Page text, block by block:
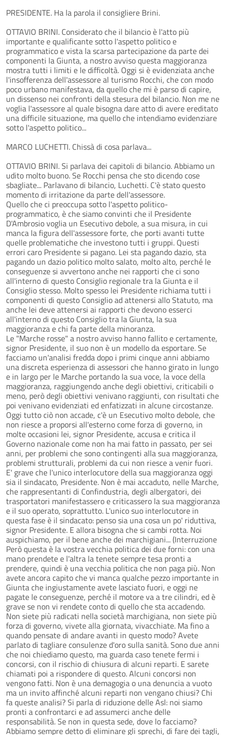
PRESIDENTE. Ha la parola il consigliere Brini.
OTTAVIO BRINI. Considerato che il bilancio è l'atto più
importante e qualificante sotto l'aspetto politico e
programmatico e vista la scarsa partecipazione da parte dei
componenti la Giunta, a nostro avviso questa maggioranza
mostra tutti i limiti e le difficoltà. Oggi si è evidenziata anche
l'insofferenza dell'assessore al turismo Rocchi, che con modo
poco urbano manifestava, da quello che mi è parso di capire,
un dissenso nei confronti della stesura del bilancio. Non me ne
voglia l'assessore al quale bisogna dare atto di avere ereditato
una difficile situazione, ma quello che intendiamo evidenziare
sotto l'aspetto politico...
MARCO LUCHETTI. Chissà di cosa parlava...
OTTAVIO BRINI. Si parlava dei capitoli di bilancio. Abbiamo un
udito molto buono. Se Rocchi pensa che sto dicendo cose
sbagliate... Parlavano di bilancio, Luchetti. C'è stato questo
momento di irritazione da parte dell'assessore.
Quello che ci preoccupa sotto l'aspetto politico-
programmatico, è che siamo convinti che il Presidente
D'Ambrosio voglia un Esecutivo debole, a sua misura, in cui
manca la figura dell'assessore forte, che porti avanti tutte
quelle problematiche che investono tutti i gruppi. Questi
errori caro Presidente si pagano. Lei sta pagando dazio, sta
pagando un dazio politico molto salato, molto alto, perché le
conseguenze si avvertono anche nei rapporti che ci sono
all'interno di questo Consiglio regionale tra la Giunta e il
Consiglio stesso. Molto spesso lei Presidente richiama tutti i
componenti di questo Consiglio ad attenersi allo Statuto, ma
anche lei deve attenersi ai rapporti che devono esserci
all'interno di questo Consiglio tra la Giunta, la sua
maggioranza e chi fa parte della minoranza.
Le "Marche rosse" a nostro avviso hanno fallito e certamente,
signor Presidente, il suo non è un modello da esportare. Se
facciamo un'analisi fredda dopo i primi cinque anni abbiamo
una discreta esperienza di assessori che hanno girato in lungo
e in largo per le Marche portando la sua voce, la voce della
maggioranza, raggiungendo anche degli obiettivi, criticabili o
meno, però degli obiettivi venivano raggiunti, con risultati che
poi venivano evidenziati ed enfatizzati in alcune circostanze.
Oggi tutto ciò non accade, c'è un Esecutivo molto debole, che
non riesce a proporsi all'esterno come forza di governo, in
molte occasioni lei, signor Presidente, accusa e critica il
Governo nazionale come non ha mai fatto in passato, per sei
anni, per problemi che sono contingenti alla sua maggioranza,
problemi strutturali, problemi da cui non riesce a venir fuori.
E' grave che l'unico interlocutore della sua maggioranza oggi
sia il sindacato, Presidente. Non è mai accaduto, nelle Marche,
che rappresentanti di Confindustria, degli albergatori, dei
trasportatori manifestassero e criticassero la sua maggioranza
e il suo operato, soprattutto. L'unico suo interlocutore in
questa fase è il sindacato: penso sia una cosa un po' riduttiva,
signor Presidente. E allora bisogna che si cambi rotta. Noi
auspichiamo, per il bene anche dei marchigiani... (Interruzione
Però questa è la vostra vecchia politica dei due forni: con una
mano prendete e l'altra la tenete sempre tesa pronti a
prendere, quindi è una vecchia politica che non paga più. Non
avete ancora capito che vi manca qualche pezzo importante in
Giunta che ingiustamente avete lasciato fuori, e oggi ne
pagate le conseguenze, perché il motore va a tre cilindri, ed è
grave se non vi rendete conto di quello che sta accadendo.
Non siete più radicati nella società marchigiana, non siete più
forza di governo, vivete alla giornata, vivacchiate. Ma fino a
quando pensate di andare avanti in questo modo? Avete
parlato di tagliare consulenze d'oro sulla sanità. Sono due anni
che noi chiediamo questo, ma guarda caso tenete fermi i
concorsi, con il rischio di chiusura di alcuni reparti. E sarete
chiamati poi a rispondere di questo. Alcuni concorsi non
vengono fatti. Non è una demagogia o una denuncia a vuoto
ma un invito affinché alcuni reparti non vengano chiusi? Chi
fa queste analisi? Si parla di riduzione delle Asl: noi siamo
pronti a confrontarci e ad assumerci anche delle
responsabilità. Se non in questa sede, dove lo facciamo?
Abbiamo sempre detto di eliminare gli sprechi, di fare dei tagli,